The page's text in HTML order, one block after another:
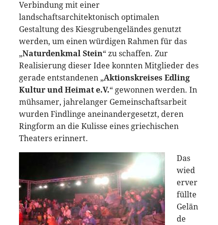
Verbindung mit einer
landschaftsarchitektonisch optimalen
Gestaltung des Kiesgrubengeländes genutzt
werden, um einen würdigen Rahmen für das
„Naturdenkmal Stein“ zu schaffen. Zur
Realisierung dieser Idee konnten Mitglieder des
gerade entstandenen „Aktionskreises Edling
Kultur und Heimat e.V.“ gewonnen werden. In
mühsamer, jahrelanger Gemeinschaftsarbeit
wurden Findlinge aneinandergesetzt, deren
Ringform an die Kulisse eines griechischen
Theaters erinnert.
Das
wied
erver
füllte
Gelän
de